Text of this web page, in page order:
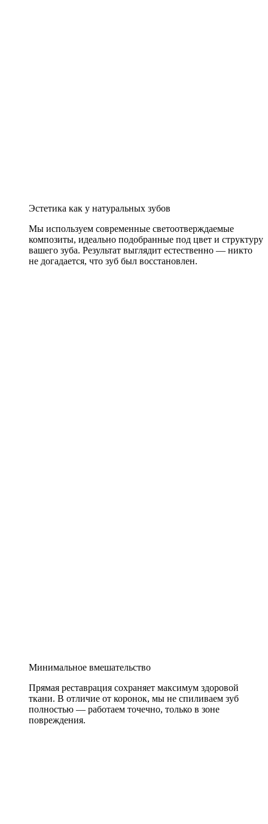
Эстетика как у натуральных зубов
Мы используем современные светоотверждаемые
композиты, идеально подобранные под цвет и структуру
вашего зуба. Результат выглядит естественно — никто
не догадается, что зуб был восстановлен.
Минимальное вмешательство
Прямая реставрация сохраняет максимум здоровой
ткани. В отличие от коронок, мы не спиливаем зуб
полностью — работаем точечно, только в зоне
повреждения.